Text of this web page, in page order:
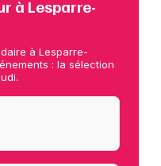
à Lesparre-
à Lesparre-
: la sélection